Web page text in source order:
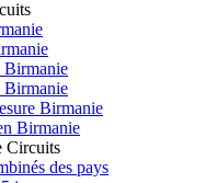
Birmanie
Birmanie
Birmanie
Birmanie
des pays